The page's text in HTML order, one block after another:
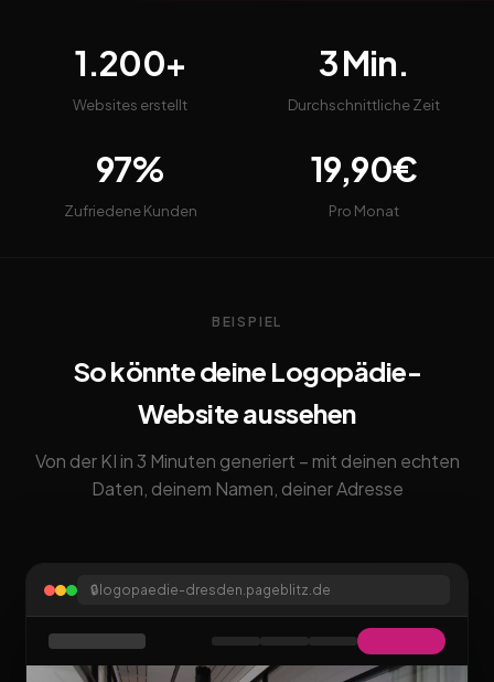
1.200+
Websites erstellt
3 Min.
Durchschnittliche Zeit
97%
Zufriedene Kunden
19,90€
Pro Monat
BEISPIEL
So könnte deine Logopädie-
Website aussehen
Von der KI in 3 Minuten generiert – mit deinen echten
Daten, deinem Namen, deiner Adresse
🔒 logopaedie-dresden.pageblitz.de